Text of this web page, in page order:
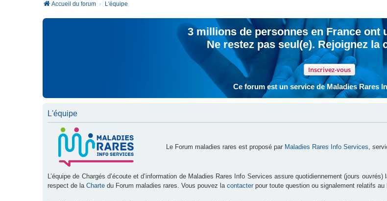
Accueil du forum L'équipe
3 millions de personnes en France ont
Ne restez pas seul(e). Rejoignez la
Inscrivez-vous
Ce forum est un service de Maladies Rares
L'équipe
Le Forum maladies rares est proposé par Maladies Rares Info Services,
L’équipe de Chargés d’écoute et d’information de Maladies Rares Info Services assure quotidiennement (jours
respect de la Charte du Forum maladies rares. Vous pouvez la contacter pour toute question ou signalement relatifs au